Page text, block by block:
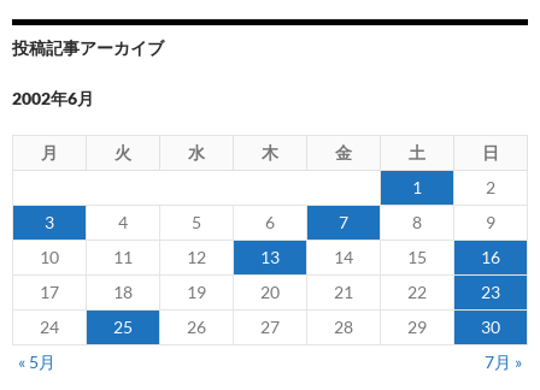
投稿記事アーカイブ
2002年6月
月 火 水 木 金 土
日
1
2
3
4 5 6 7 8
9
10
11 12 13 14 15
16
17
18 19 20 21 22
23
24
25 26 27 28 29
30
« 5月
7月 »